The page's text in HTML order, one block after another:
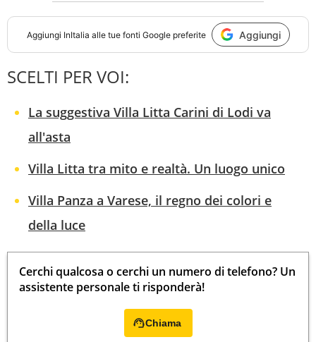
Aggiungi InItalia alle tue fonti Google preferite Aggiungi
SCELTI PER VOI:
La suggestiva Villa Litta Carini di Lodi va
all'asta
Villa Litta tra mito e realtà. Un luogo unico
Villa Panza a Varese, il regno dei colori e
della luce
Cerchi qualcosa o cerchi un numero di telefono? Un
assistente personale ti risponderà!
Chiama